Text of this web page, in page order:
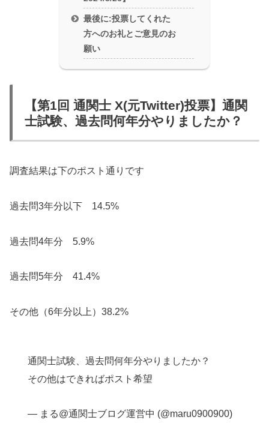
最後に:投票してくれた
方へのお礼とご意見のお
願い
【第1回 通関士 X(元Twitter)投票】通関
士試験、過去問何年分やりましたか？
調査結果は下のポスト通りです
過去問3年分以下 14.5%
過去問4年分 5.9%
過去問5年分 41.4%
その他（6年分以上）38.2%
通関士試験、過去問何年分やりましたか？
その他はできればポスト希望
— まる@通関士ブログ運営中 (@maru0900900)